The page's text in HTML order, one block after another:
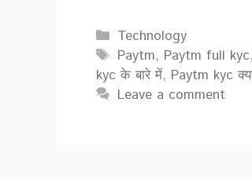
Categories
Technology
Tags
Paytm, Paytm full kyc,
kyc के बारे में, Paytm kyc
Leave a comment